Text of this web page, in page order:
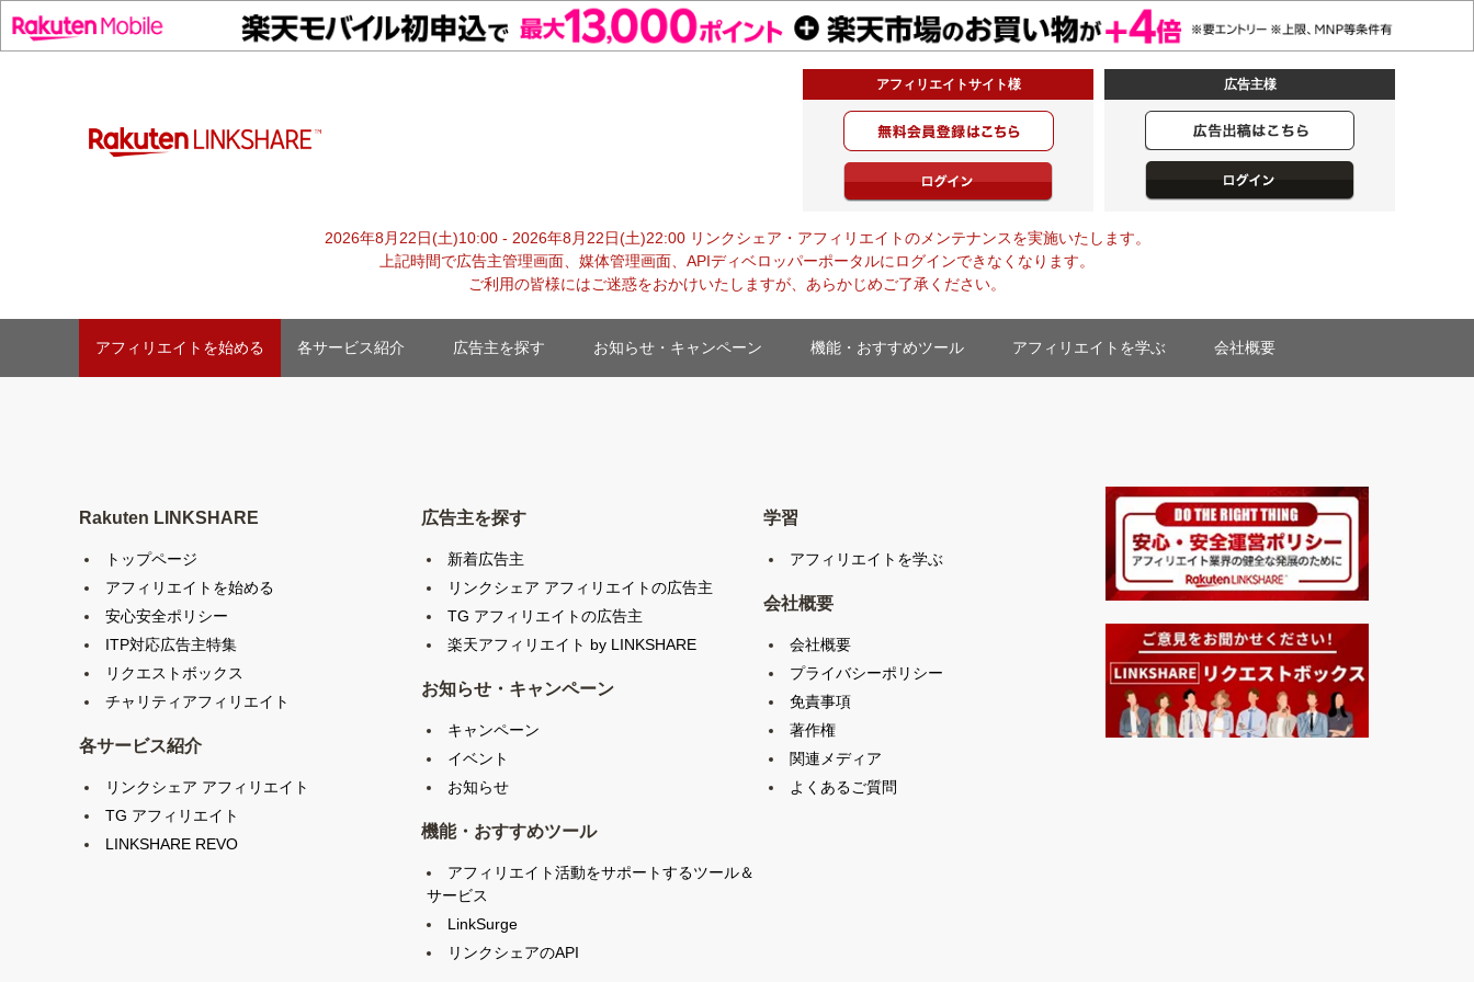
advertiser-html
アフィリエイトサイト様 広告主様
2026年8月22日(土)10:00 - 2026年8月22日(土)22:00 リンクシェア・アフィリエイトのメンテナンスを実施いたします。
上記時間で広告主管理画面、媒体管理画面、APIディベロッパーポータルにログインできなくなります。
ご利用の皆様にはご迷惑をおかけいたしますが、あらかじめご了承ください。
アフィリエイトを始める 各サービス紹介 広告主を探す お知らせ・キャンペーン 機能・おすすめツール アフィリエイトを学ぶ 会社概要
Rakuten LINKSHARE
トップページ
アフィリエイトを始める
安心安全ポリシー
ITP対応広告主特集
リクエストボックス
チャリティアフィリエイト
各サービス紹介
リンクシェア アフィリエイト
TG アフィリエイト
LINKSHARE REVO
広告主を探す
新着広告主
リンクシェア アフィリエイトの広告主
TG アフィリエイトの広告主
楽天アフィリエイト by LINKSHARE
お知らせ・キャンペーン
キャンペーン
イベント
お知らせ
機能・おすすめツール
アフィリエイト活動をサポートするツール＆
サービス
LinkSurge
リンクシェアのAPI
学習
アフィリエイトを学ぶ
会社概要
会社概要
プライバシーポリシー
免責事項
著作権
関連メディア
よくあるご質問